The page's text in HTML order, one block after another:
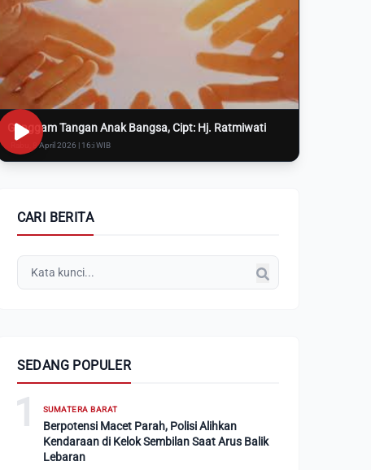
Genggam Tangan Anak Bangsa, Cipt: Hj. Ratmiwati
Rabu, 8 April 2026 | 16:i WIB
CARI BERITA
SEDANG POPULER
1 SUMATERA BARAT
Berpotensi Macet Parah, Polisi Alihkan
Kendaraan di Kelok Sembilan Saat Arus Balik
Lebaran